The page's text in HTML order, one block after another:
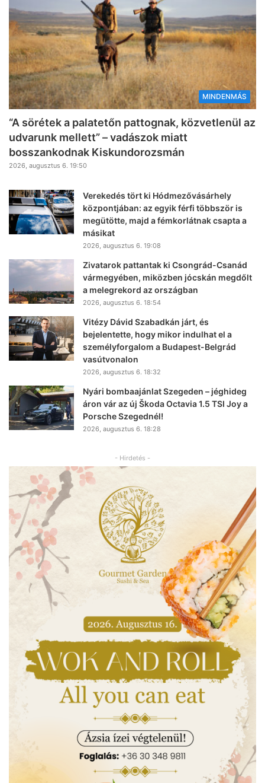
MINDENMÁS
“A sörétek a palatetőn pattognak, közvetlenül az
udvarunk mellett” – vadászok miatt
bosszankodnak Kiskundorozsmán
2026, augusztus 6. 19:50
Verekedés tört ki Hódmezővásárhely
központjában: az egyik férfi többször is
megütötte, majd a fémkorlátnak csapta a
másikat
2026, augusztus 6. 19:08
Zivatarok pattantak ki Csongrád-Csanád
vármegyében, miközben jócskán megdőlt
a melegrekord az országban
2026, augusztus 6. 18:54
Vitézy Dávid Szabadkán járt, és
bejelentette, hogy mikor indulhat el a
személyforgalom a Budapest-Belgrád
vasútvonalon
2026, augusztus 6. 18:32
Nyári bombaajánlat Szegeden – jéghideg
áron vár az új Škoda Octavia 1.5 TSI Joy a
Porsche Szegednél!
2026, augusztus 6. 18:28
- Hirdetés -